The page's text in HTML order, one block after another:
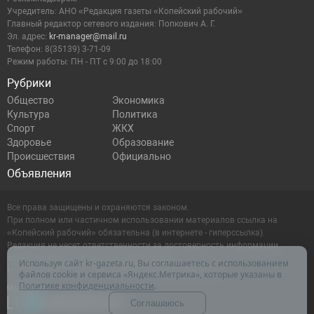
Рубрики
Общество
Экономика
Культура
Политика
Спорт
ЖКХ
Здоровье
Образование
Происшествия
Официально
Объявления
Учредитель: АНО «Редакция газеты «Копейский рабочий»
Главный редактор сетевого издания: Попкович А. Г.
Эл. адрес: kr-manager@mail.ru
Телефон: 8(35139) 3-71-09
Режим работы: ПН - ПТ с 9:00 до 18:00
Все права защищены и охраняются законом.
При полном или частичном использовании материалов ссылка на
«Копейский рабочий» обязательна (в интернете - гиперссылка).
Редакция не несет ответственности за достоверность информации,
содержащейся в рекламных объявлениях.
Настоящий ресурс может содержать материалы 16+
Используя сайт kr-gazeta.ru, Вы соглашаетесь с использованием
файлов cookie и сервиса «Яндекс.Метрика», которые указаны в
Политике конфиденциальности.
Соглашаюсь